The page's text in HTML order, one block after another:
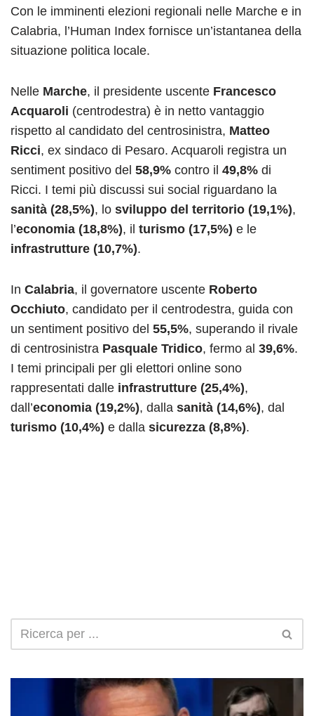
Con le imminenti elezioni regionali nelle Marche e in
Calabria, l’Human Index fornisce un’istantanea della
situazione politica locale.
Nelle Marche, il presidente uscente Francesco
Acquaroli (centrodestra) è in netto vantaggio
rispetto al candidato del centrosinistra, Matteo
Ricci, ex sindaco di Pesaro. Acquaroli registra un
sentiment positivo del 58,9% contro il 49,8% di
Ricci. I temi più discussi sui social riguardano la
sanità (28,5%), lo sviluppo del territorio (19,1%),
l’economia (18,8%), il turismo (17,5%) e le
infrastrutture (10,7%).
In Calabria, il governatore uscente Roberto
Occhiuto, candidato per il centrodestra, guida con
un sentiment positivo del 55,5%, superando il rivale
di centrosinistra Pasquale Tridico, fermo al 39,6%.
I temi principali per gli elettori online sono
rappresentati dalle infrastrutture (25,4%),
dall’economia (19,2%), dalla sanità (14,6%), dal
turismo (10,4%) e dalla sicurezza (8,8%).